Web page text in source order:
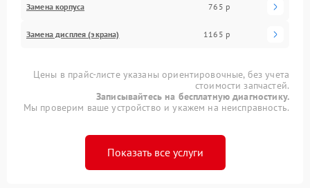
Замена корпуса 765 р
Замена дисплея (экрана) 1165 р
Цены в прайс-листе указаны ориентировочные, без учета
стоимости запчастей.
Записывайтесь на бесплатную диагностику.
Мы проверим ваше устройство и укажем на неисправность.
Показать все услуги